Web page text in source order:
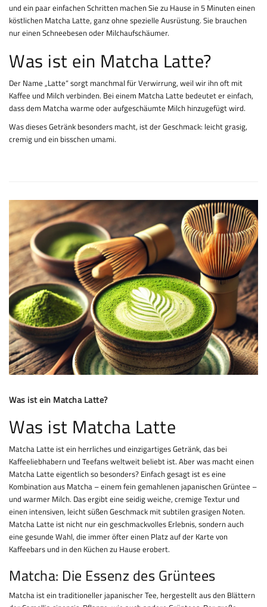
und ein paar einfachen Schritten machen Sie zu Hause in 5 Minuten einen
köstlichen Matcha Latte, ganz ohne spezielle Ausrüstung. Sie brauchen
nur einen Schneebesen oder Milchaufschäumer.
Was ist ein Matcha Latte?
Der Name „Latte“ sorgt manchmal für Verwirrung, weil wir ihn oft mit
Kaffee und Milch verbinden. Bei einem Matcha Latte bedeutet er einfach,
dass dem Matcha warme oder aufgeschäumte Milch hinzugefügt wird.
Was dieses Getränk besonders macht, ist der Geschmack: leicht grasig,
cremig und ein bisschen umami.
Was ist ein Matcha Latte?
Was ist Matcha Latte
Matcha Latte ist ein herrliches und einzigartiges Getränk, das bei
Kaffeeliebhabern und Teefans weltweit beliebt ist. Aber was macht einen
Matcha Latte eigentlich so besonders? Einfach gesagt ist es eine
Kombination aus Matcha – einem fein gemahlenen japanischen Grüntee –
und warmer Milch. Das ergibt eine seidig weiche, cremige Textur und
einen intensiven, leicht süßen Geschmack mit subtilen grasigen Noten.
Matcha Latte ist nicht nur ein geschmackvolles Erlebnis, sondern auch
eine gesunde Wahl, die immer öfter einen Platz auf der Karte von
Kaffeebars und in den Küchen zu Hause erobert.
Matcha: Die Essenz des Grüntees
Matcha ist ein traditioneller japanischer Tee, hergestellt aus den Blättern